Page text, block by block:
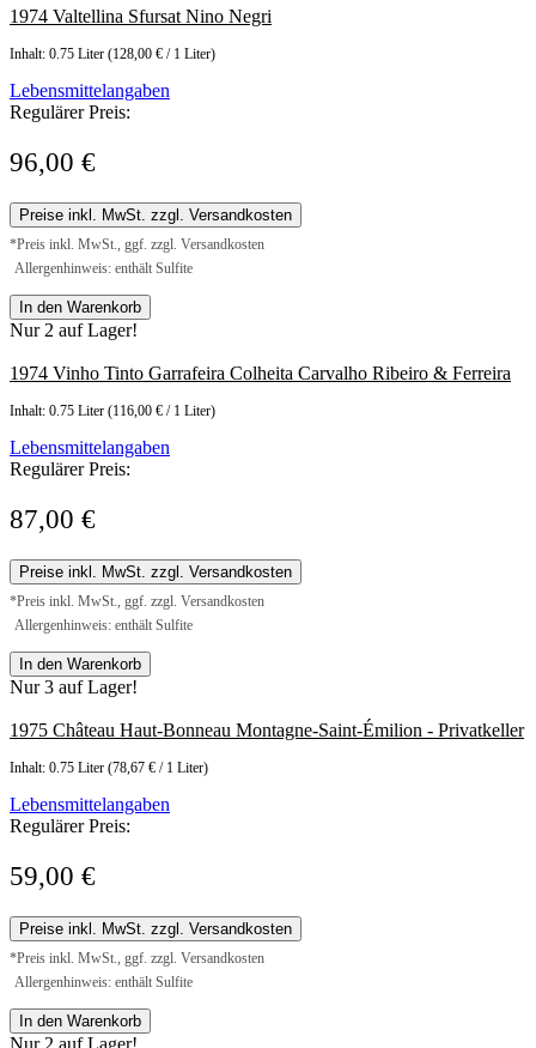
1974 Valtellina Sfursat Nino Negri
Inhalt: 0.75 Liter (128,00 € / 1 Liter)
Lebensmittelangaben
Regulärer Preis:
96,00 €
Preise inkl. MwSt. zzgl. Versandkosten
*Preis inkl. MwSt., ggf. zzgl. Versandkosten
Allergenhinweis: enthält Sulfite
In den Warenkorb
Nur 2 auf Lager!
1974 Vinho Tinto Garrafeira Colheita Carvalho Ribeiro & Ferreira
Inhalt: 0.75 Liter (116,00 € / 1 Liter)
Lebensmittelangaben
Regulärer Preis:
87,00 €
Preise inkl. MwSt. zzgl. Versandkosten
*Preis inkl. MwSt., ggf. zzgl. Versandkosten
Allergenhinweis: enthält Sulfite
In den Warenkorb
Nur 3 auf Lager!
1975 Château Haut-Bonneau Montagne-Saint-Émilion - Privatkeller
Inhalt: 0.75 Liter (78,67 € / 1 Liter)
Lebensmittelangaben
Regulärer Preis:
59,00 €
Preise inkl. MwSt. zzgl. Versandkosten
*Preis inkl. MwSt., ggf. zzgl. Versandkosten
Allergenhinweis: enthält Sulfite
In den Warenkorb
Nur 2 auf Lager!